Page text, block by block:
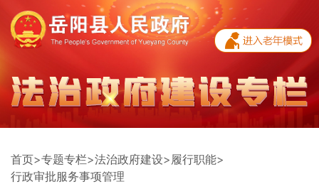
首页>专题专栏>法治政府建设>履行职能>
行政审批服务事项管理